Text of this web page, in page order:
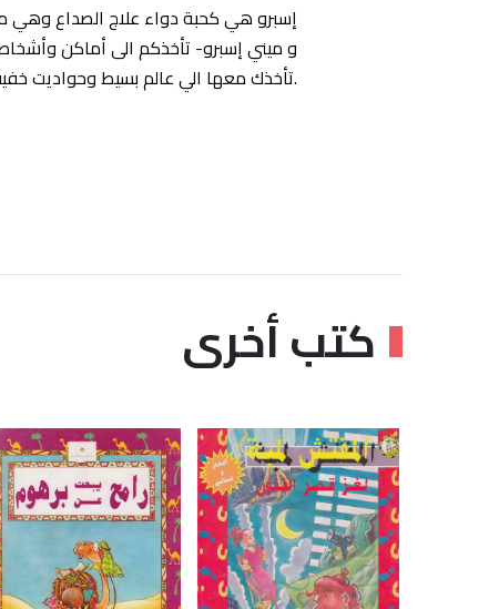
إسبرو هي كحبة دواء علاج الصداع وهي
و ميني إسبرو- تأخذكم الى أماكن
تأخذك معها الي عالم بسيط وحواديت خفيفة.
كتب أخرى